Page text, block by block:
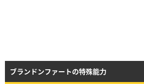
ブランドンファートの特殊能力